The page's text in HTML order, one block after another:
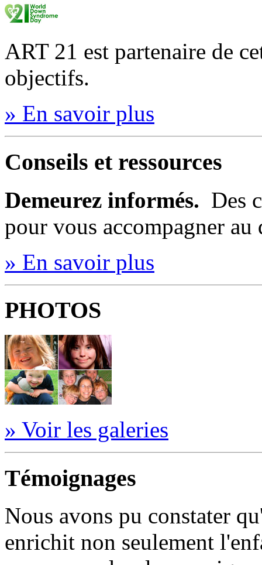
ART 21 est partenaire de
objectifs.
» En savoir plus
Conseils et ressources
Demeurez informés. Des
pour vous accompagner
» En savoir plus
PHOTOS
» Voir les galeries
Témoignages
Nous avons pu constater
enrichit non seulement